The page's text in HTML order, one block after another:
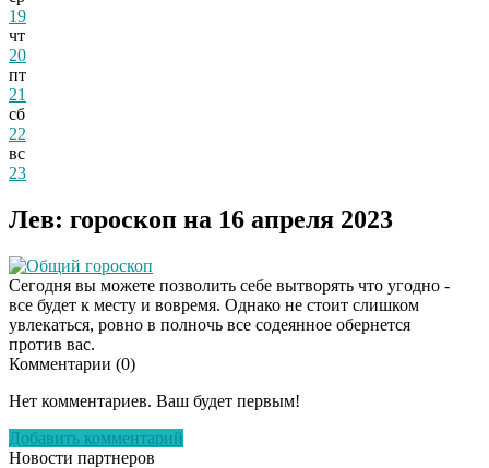
19
чт
20
пт
21
сб
22
вс
23
Лев: гороскоп на 16 апреля 2023
Общий гороскоп
Сегодня вы можете позволить себе вытворять что угодно -
все будет к месту и вовремя. Однако не стоит слишком
увлекаться, ровно в полночь все содеянное обернется
против вас.
Комментарии (0)
Нет комментариев. Ваш будет первым!
Добавить комментарий
Новости партнеров
Этот танец невесты
Пересмотрела 10 раз